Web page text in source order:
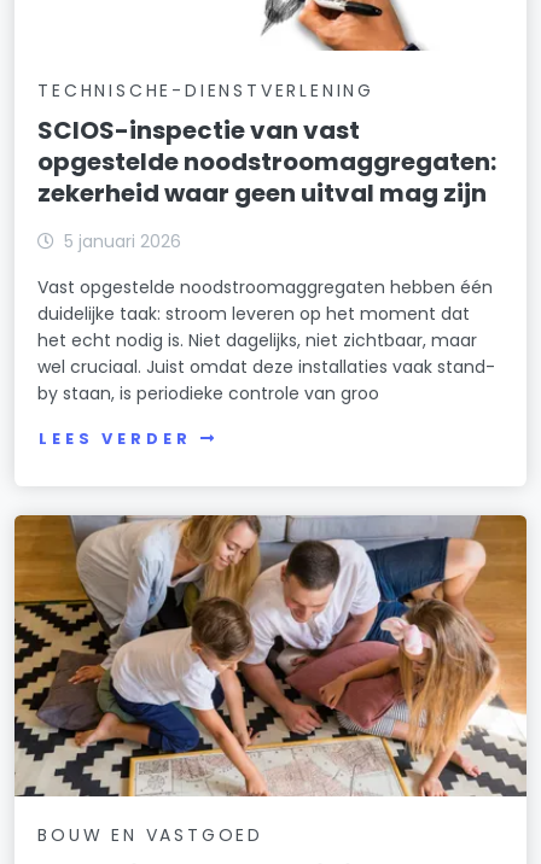
TECHNISCHE-DIENSTVERLENING
SCIOS-inspectie van vast
opgestelde noodstroomaggregaten:
zekerheid waar geen uitval mag zijn
5 januari 2026
Vast opgestelde noodstroomaggregaten hebben één
duidelijke taak: stroom leveren op het moment dat
het echt nodig is. Niet dagelijks, niet zichtbaar, maar
wel cruciaal. Juist omdat deze installaties vaak stand-
by staan, is periodieke controle van groo
LEES VERDER
BOUW EN VASTGOED